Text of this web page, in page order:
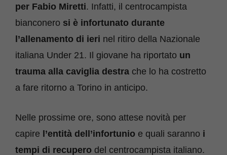
per Fabio Miretti. Infatti, il centrocampista
bianconero si è infortunato durante
l’allenamento di ieri nel ritiro della Nazionale
italiana Under 21. Il giovane ha riportato un
trauma alla caviglia destra che lo ha costretto
a fare ritorno a Torino in anticipo.
Nelle prossime ore, sono attese novità per
capire l’entità dell’infortunio e quali saranno i
tempi di recupero del centrocampista italiano.